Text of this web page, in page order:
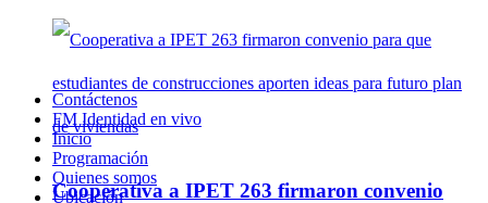
Cooperativa a IPET 263 firmaron convenio
Contáctenos
FM Identidad en vivo
Inicio
Programación
Quienes somos
Ubicación